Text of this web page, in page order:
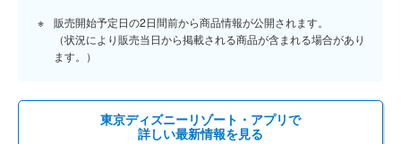
販売開始予定日の2日間前から商品情報が公開されます。
（状況により販売当日から掲載される商品が含まれる場合があり
ます。）
東京ディズニーリゾート・アプリで
詳しい最新情報を見る